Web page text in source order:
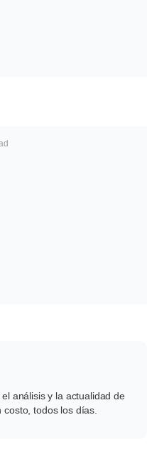
análisis y la actualidad de
todos los días.